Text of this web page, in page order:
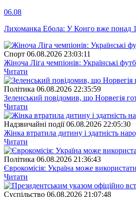
06.08
Лихоманка Ебола: У Конго вже понад
Спорт 06.08.2026 23:03:11
Жіноча Ліга чемпіонів: Українські
Читати
Полiтика 06.08.2026 22:35:59
Зеленський повідомив, що Норвегія
Читати
Надзвичайні події 06.08.2026 22:05:30
Жінка втратила дитину і здатність
Читати
Полiтика 06.08.2026 21:36:43
Єврокомісія: Україна може
Читати
Суспiльство 06.08.2026 21:07:48